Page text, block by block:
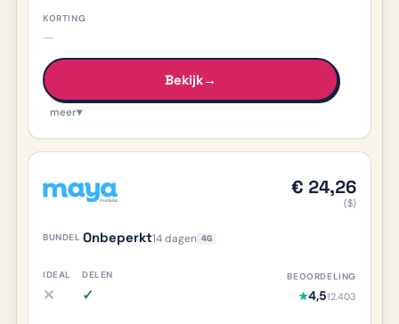
—
Bekijk→
meer▾
Onbeperkt14 dagen 4G
€ 24,26
($)
✕iDEAL nee, meer info
✓Delen ja, meer info ★4,512.403